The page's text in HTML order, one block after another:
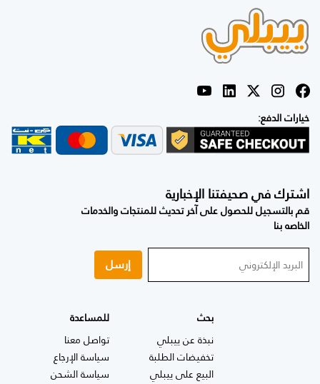
خيارات الدفع:
اشترك في صحيفتنا الإخبارية
قم بالتسجيل للحصول على آخر تحديث للمنتجات والخدمات
الخاصه بنا
إرسل
بحث
نبذة عن ييبلي
تخفيضات الطلبة
البيع على ييبلي
للمساعدة
تواصل معنا
سياسة الإرجاع
سياسة الشحن